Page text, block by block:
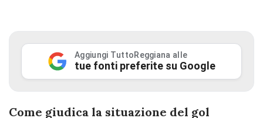
Aggiungi TuttoReggiana alle
tue fonti preferite su Google
Come giudica la situazione del gol